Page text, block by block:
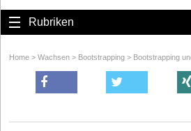
Rubriken
Home > Wachsen > Bootstrapping > Bootstrapping